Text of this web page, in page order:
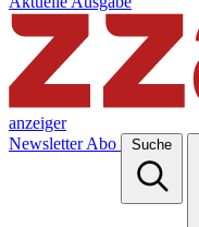
anzeiger
Newsletter Abo Suche